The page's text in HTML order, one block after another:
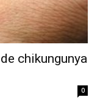
chikungunya
0